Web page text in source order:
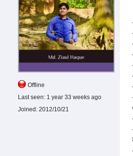
Offline
Last seen: 1 year 33 weeks ago
Joined: 2012/10/21